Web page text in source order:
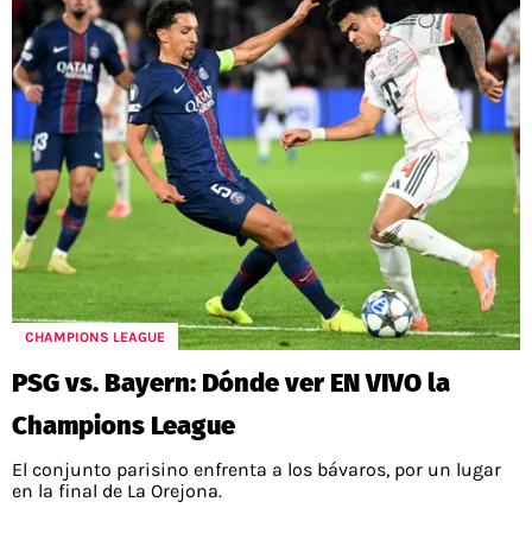
CHAMPIONS LEAGUE
PSG vs. Bayern: Dónde ver EN VIVO la
Champions League
El conjunto parisino enfrenta a los bávaros, por un lugar
en la final de La Orejona.